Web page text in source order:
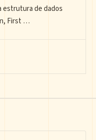
estrutura de dados
First …